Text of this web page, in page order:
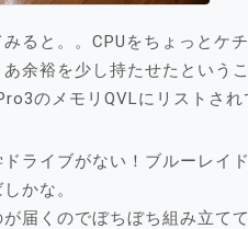
ると。。CPUをちょっとケ
余裕を少し持たせたという
のメモリQVLにリストさ
ライブがない！ブルーレイ
かな。
届くのでぼちぼち組み立て